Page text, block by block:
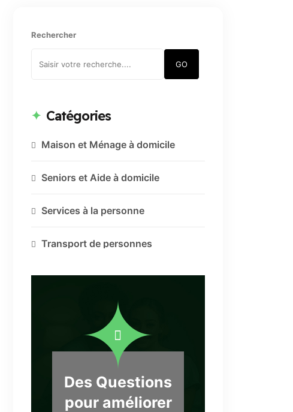
Rechercher
GO
Catégories
Maison et Ménage à domicile
Seniors et Aide à domicile
Services à la personne
Transport de personnes
Des Questions
pour améliorer